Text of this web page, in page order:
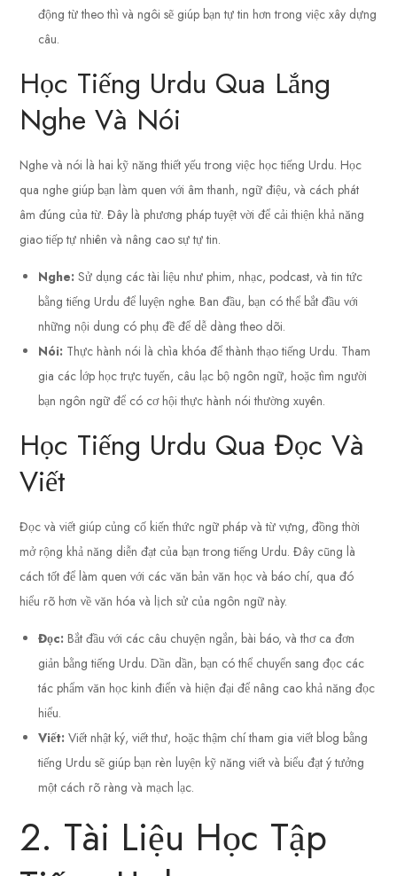
động từ theo thì và ngôi sẽ giúp bạn tự tin hơn trong việc xây dựng
câu.
Học Tiếng Urdu Qua Lắng
Nghe Và Nói
Nghe và nói là hai kỹ năng thiết yếu trong việc học tiếng Urdu. Học
qua nghe giúp bạn làm quen với âm thanh, ngữ điệu, và cách phát
âm đúng của từ. Đây là phương pháp tuyệt vời để cải thiện khả năng
giao tiếp tự nhiên và nâng cao sự tự tin.
Nghe: Sử dụng các tài liệu như phim, nhạc, podcast, và tin tức
bằng tiếng Urdu để luyện nghe. Ban đầu, bạn có thể bắt đầu với
những nội dung có phụ đề để dễ dàng theo dõi.
Nói: Thực hành nói là chìa khóa để thành thạo tiếng Urdu. Tham
gia các lớp học trực tuyến, câu lạc bộ ngôn ngữ, hoặc tìm người
bạn ngôn ngữ để có cơ hội thực hành nói thường xuyên.
Học Tiếng Urdu Qua Đọc Và
Viết
Đọc và viết giúp củng cố kiến thức ngữ pháp và từ vựng, đồng thời
mở rộng khả năng diễn đạt của bạn trong tiếng Urdu. Đây cũng là
cách tốt để làm quen với các văn bản văn học và báo chí, qua đó
hiểu rõ hơn về văn hóa và lịch sử của ngôn ngữ này.
Đọc: Bắt đầu với các câu chuyện ngắn, bài báo, và thơ ca đơn
giản bằng tiếng Urdu. Dần dần, bạn có thể chuyển sang đọc các
tác phẩm văn học kinh điển và hiện đại để nâng cao khả năng đọc
hiểu.
Viết: Viết nhật ký, viết thư, hoặc thậm chí tham gia viết blog bằng
tiếng Urdu sẽ giúp bạn rèn luyện kỹ năng viết và biểu đạt ý tưởng
một cách rõ ràng và mạch lạc.
2. Tài Liệu Học Tập